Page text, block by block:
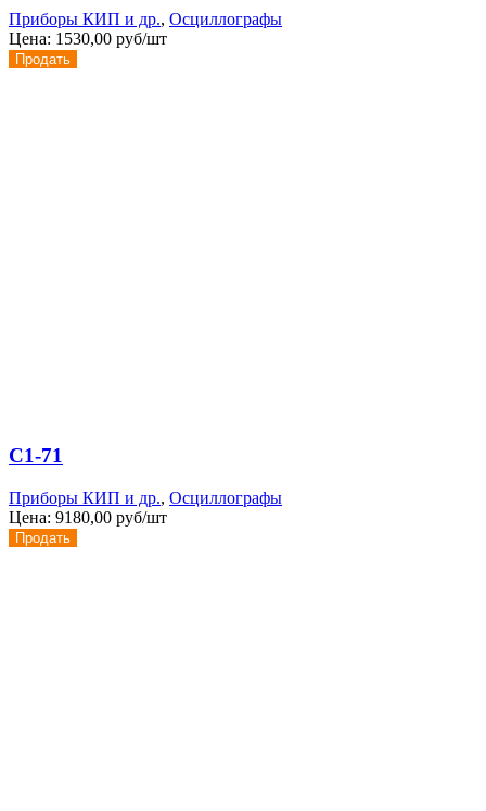
Приборы КИП и др., Осциллографы
Цена: 1530,00 руб/шт
Продать
С1-71
Приборы КИП и др., Осциллографы
Цена: 9180,00 руб/шт
Продать